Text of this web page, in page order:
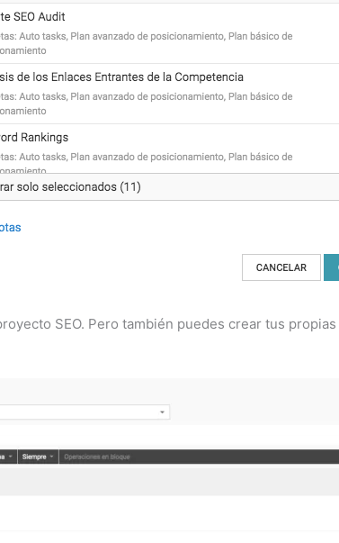
SEO. Pero también puedes crear tus